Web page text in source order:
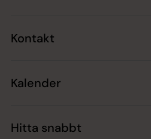
Kontakt
Kalender
Hitta snabbt